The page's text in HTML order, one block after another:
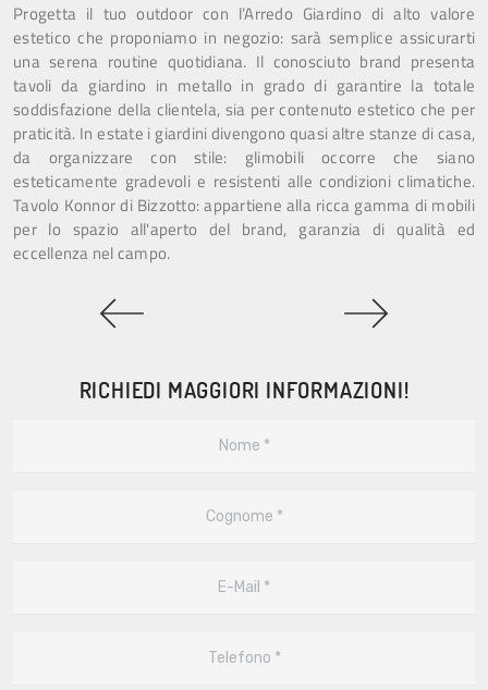
Progetta il tuo outdoor con l’Arredo Giardino di alto valore
estetico che proponiamo in negozio: sarà semplice assicurarti
una serena routine quotidiana. Il conosciuto brand presenta
tavoli da giardino in metallo in grado di garantire la totale
soddisfazione della clientela, sia per contenuto estetico che per
praticità. In estate i giardini divengono quasi altre stanze di casa,
da organizzare con stile: glimobili occorre che siano
esteticamente gradevoli e resistenti alle condizioni climatiche.
Tavolo Konnor di Bizzotto: appartiene alla ricca gamma di mobili
per lo spazio all'aperto del brand, garanzia di qualità ed
eccellenza nel campo.
RICHIEDI MAGGIORI INFORMAZIONI!